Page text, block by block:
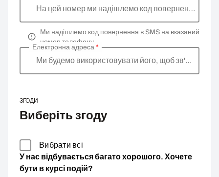
На цей номер ми надішлемо код повернення
Ми надішлемо код повернення в SMS на вказаний
номер телефону
Ми будемо використовувати його, щоб зв'язатися
Електронна адреса*
ЗГОДИ
Виберіть згоду
Вибрати всі
У нас відбувається багато хорошого. Хочете
бути в курсі подій?